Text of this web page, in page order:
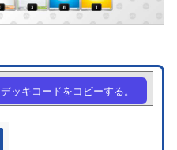
デッキコードをコピーする。